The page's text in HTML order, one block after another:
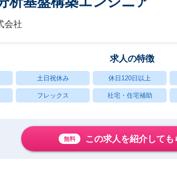
会社
求人の特徴
土日祝休み 休日120日以上
フレックス 社宅・住宅補助
無料 この求人を紹介しても